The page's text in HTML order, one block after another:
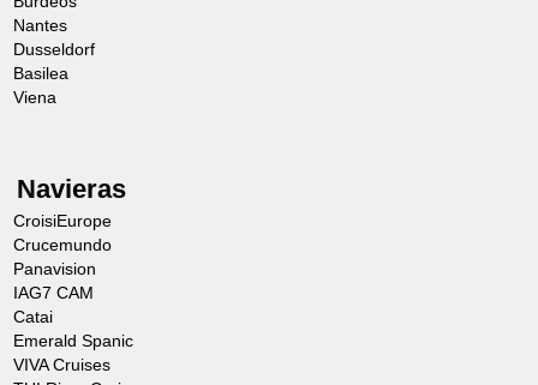
Nantes
Dusseldorf
Basilea
Viena
Navieras
CroisiEurope
Crucemundo
Panavision
IAG7 CAM
Catai
Emerald Spanic
VIVA Cruises